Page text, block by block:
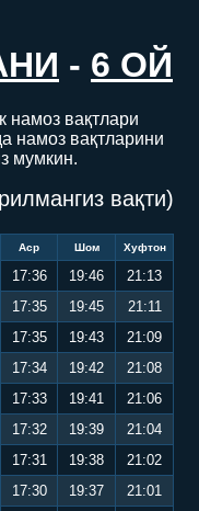
- 6 ОЙ
намоз вақтлари
намоз вақтларини
мумкин.
вақти)
Аср Шом Хуфтон
17:36 19:46
21:13
17:35 19:45
21:11
17:35 19:43
21:09
17:34 19:42
21:08
17:33 19:41
21:06
17:32 19:39
21:04
17:31 19:38
21:02
17:30 19:37
21:01